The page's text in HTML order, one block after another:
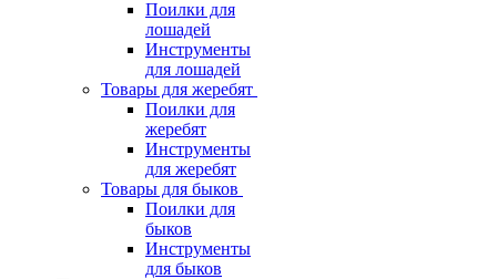
Поилки для
лошадей
Инструменты
для лошадей
Товары для жеребят
Поилки для
жеребят
Инструменты
для жеребят
Товары для быков
Поилки для
быков
Инструменты
для быков